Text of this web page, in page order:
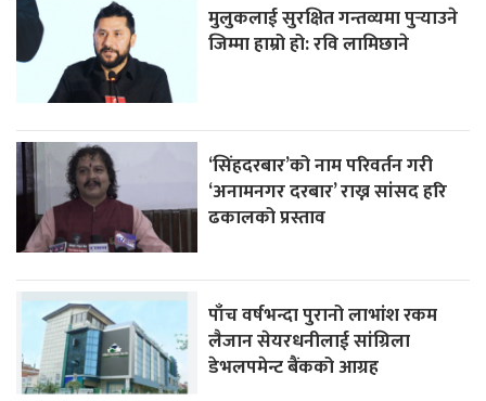
मुलुकलाई सुरक्षित गन्तव्यमा पुर्‍याउने
जिम्मा हाम्रो हो: रवि लामिछाने
‘सिंहदरबार’को नाम परिवर्तन गरी
‘अनामनगर दरबार’ राख्न सांसद हरि
ढकालको प्रस्ताव
पाँच वर्षभन्दा पुरानो लाभांश रकम
लैजान सेयरधनीलाई सांग्रिला
डेभलपमेन्ट बैंकको आग्रह